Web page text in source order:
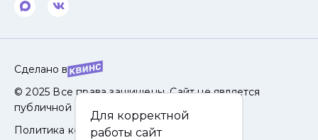
Сделано в
© 2025 Все права защищены. Сайт не является
публичной офертой.
Политика конфиденциальности
Для корректной
работы сайт